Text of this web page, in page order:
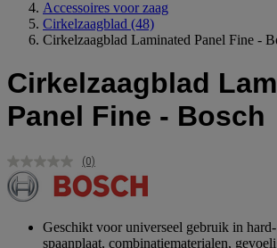
Accessoires voor zaag
Cirkelzaagblad (48)
Cirkelzaagblad Laminated Panel Fine -
Cirkelzaagblad
Panel Fine - Bosch
Geen
scorewaarde.
Dezelfde
(0)
Geschikt voor universeel gebruik in
spaanplaat, combinatiematerialen,